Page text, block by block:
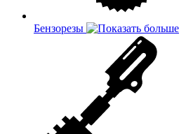
Бензорезы